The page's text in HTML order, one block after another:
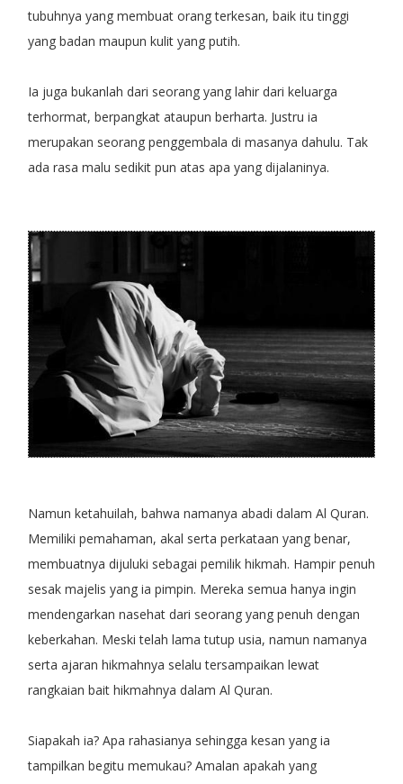
tubuhnya yang membuat orang terkesan, baik itu tinggi
yang badan maupun kulit yang putih.
Ia juga bukanlah dari seorang yang lahir dari keluarga
terhormat, berpangkat ataupun berharta. Justru ia
merupakan seorang penggembala di masanya dahulu. Tak
ada rasa malu sedikit pun atas apa yang dijalaninya.
Namun ketahuilah, bahwa namanya abadi dalam Al Quran.
Memiliki pemahaman, akal serta perkataan yang benar,
membuatnya dijuluki sebagai pemilik hikmah. Hampir penuh
sesak majelis yang ia pimpin. Mereka semua hanya ingin
mendengarkan nasehat dari seorang yang penuh dengan
keberkahan. Meski telah lama tutup usia, namun namanya
serta ajaran hikmahnya selalu tersampaikan lewat
rangkaian bait hikmahnya dalam Al Quran.
Siapakah ia? Apa rahasianya sehingga kesan yang ia
tampilkan begitu memukau? Amalan apakah yang